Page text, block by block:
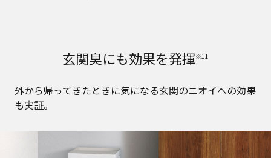
玄関臭にも効果を発揮※11
外から帰ってきたときに気になる玄関のニオイへの効果
も実証。